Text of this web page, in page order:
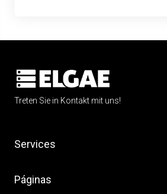
Treten Sie in Kontakt mit uns!
Services
Páginas